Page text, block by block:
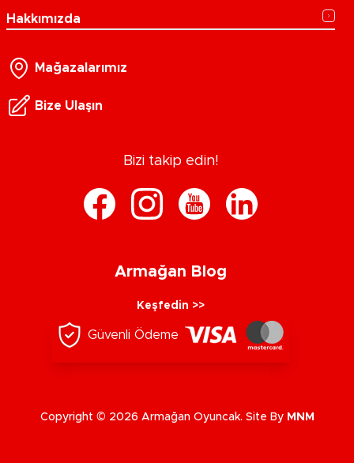
Hakkımızda
Mağazalarımız
Bize Ulaşın
Bizi takip edin!
Armağan Blog
Keşfedin >>
Güvenli Ödeme
Copyright © 2026 Armağan Oyuncak. Site By MNM